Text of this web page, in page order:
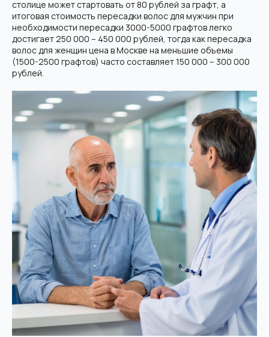
столице может стартовать от 80 рублей за графт, а
итоговая стоимость пересадки волос для мужчин при
необходимости пересадки 3000-5000 графтов легко
достигает 250 000 – 450 000 рублей, тогда как пересадка
волос для женщин цена в Москве на меньшие объемы
(1500-2500 графтов) часто составляет 150 000 – 300 000
рублей.